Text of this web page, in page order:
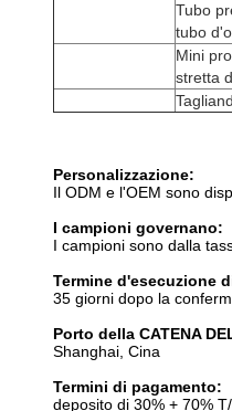
Tubo
tubo
Mini
stretta
Personalizzazione:
Il ODM e l'OEM sono
I campioni governano:
I campioni sono dalla
Termine d'esecuzione
35 giorni dopo la
Porto della CATENA
Shanghai, Cina
Termini di pagamento:
deposito di 30% + 70%